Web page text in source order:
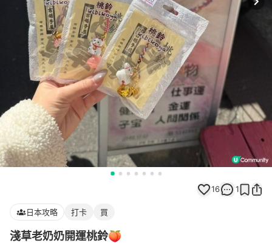
16 1
日本攻略 打卡 買
淺草老奶奶開運桃鈴🍑